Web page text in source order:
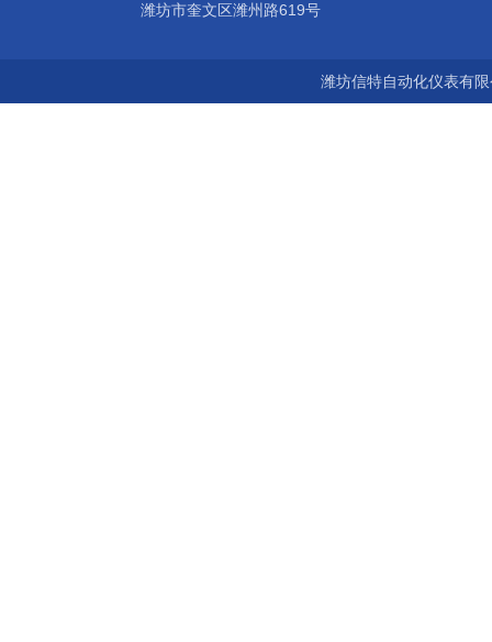
潍坊市奎文区潍州路619号
潍坊信特自动化仪表有